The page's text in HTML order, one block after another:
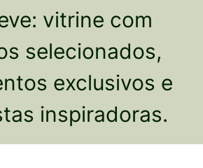
vitrine com
selecionados,
exclusivos e
inspiradoras.